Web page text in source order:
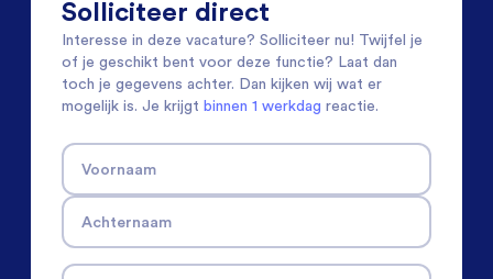
Solliciteer direct
Interesse in deze vacature? Solliciteer nu! Twijfel je
of je geschikt bent voor deze functie? Laat dan
toch je gegevens achter. Dan kijken wij wat er
mogelijk is. Je krijgt binnen 1 werkdag reactie.
Voornaam
Achternaam